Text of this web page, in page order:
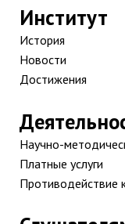
Институт
История
Новости
Достижения
Научно-
Платные услуги
Противодействие